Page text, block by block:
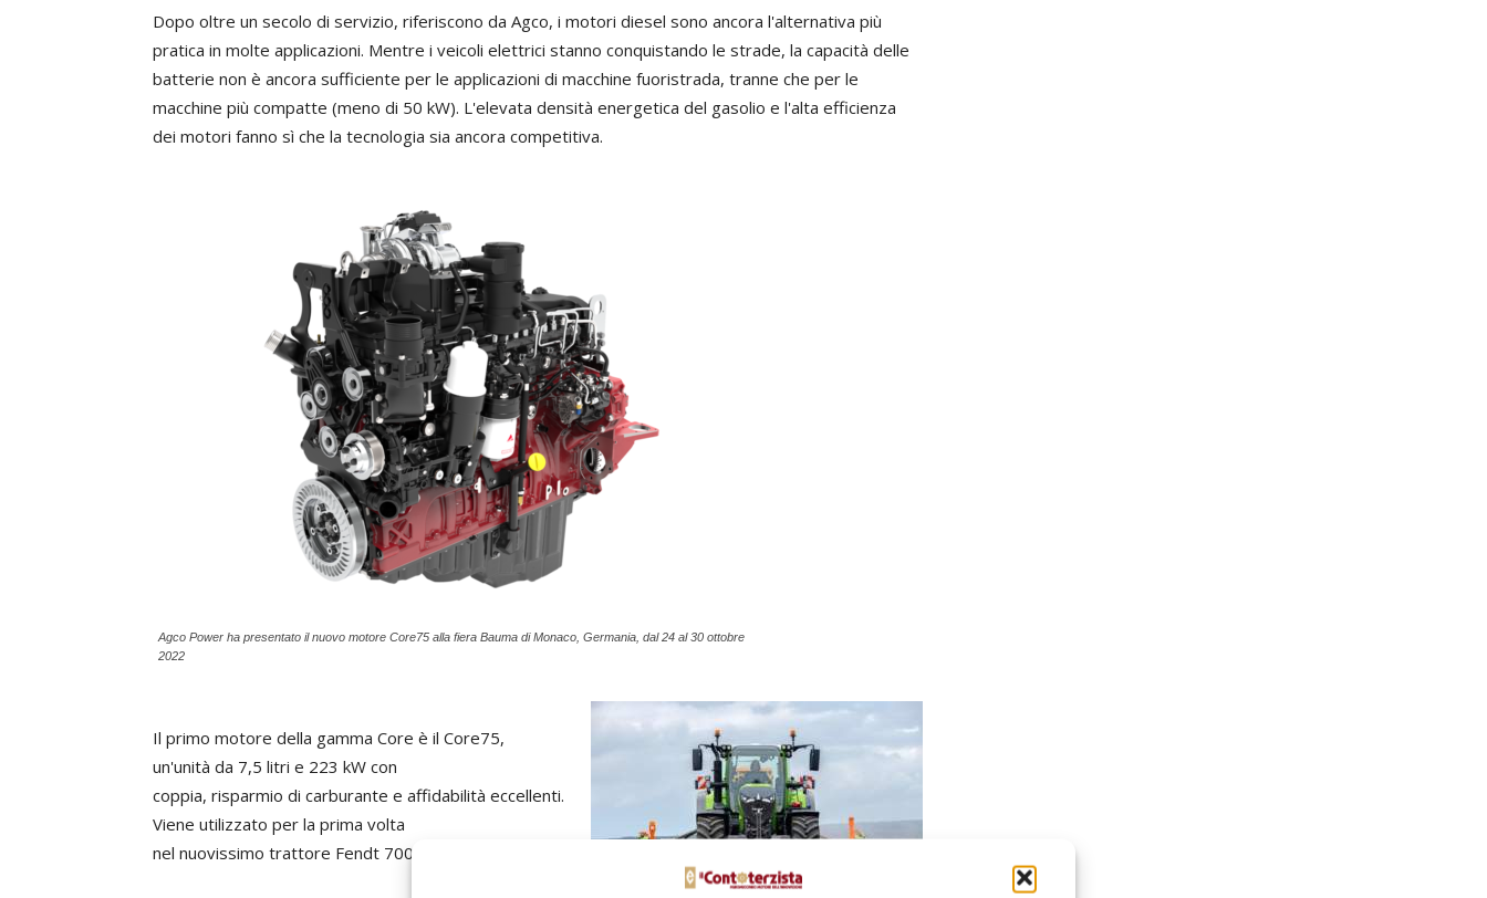
Dopo oltre un secolo di servizio, riferiscono da Agco, i motori diesel sono ancora l'alternativa più
pratica in molte applicazioni. Mentre i veicoli elettrici stanno conquistando le strade, la capacità delle
batterie non è ancora sufficiente per le applicazioni di macchine fuoristrada, tranne che per le
macchine più compatte (meno di 50 kW). L'elevata densità energetica del gasolio e l'alta efficienza
dei motori fanno sì che la tecnologia sia ancora competitiva.
Agco Power ha presentato il nuovo motore Core75 alla fiera Bauma di Monaco, Germania, dal 24 al 30 ottobre
2022
Il primo motore della gamma Core è il Core75,
un'unità da 7,5 litri e 223 kW con
coppia, risparmio di carburante e affidabilità eccellenti.
Viene utilizzato per la prima volta
nel nuovissimo trattore Fendt 700 Vario Gen7.